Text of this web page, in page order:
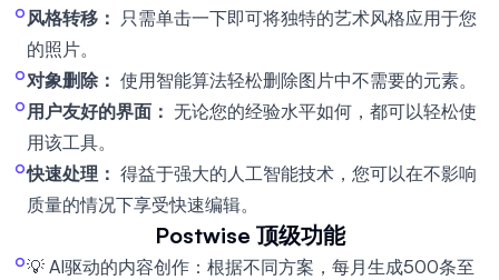
风格转移： 只需单击一下即可将独特的艺术风格应用于您
的照片。
对象删除： 使用智能算法轻松删除图片中不需要的元素。
用户友好的界面： 无论您的经验水平如何，都可以轻松使
用该工具。
快速处理： 得益于强大的人工智能技术，您可以在不影响
质量的情况下享受快速编辑。
Postwise 顶级功能
💡 AI驱动的内容创作：根据不同方案，每月生成500条至